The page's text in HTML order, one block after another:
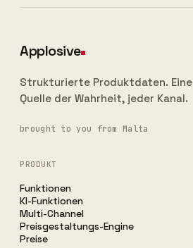
Applosive
Strukturierte Produktdaten. Eine
Quelle der Wahrheit, jeder Kanal.
brought to you from Malta
PRODUKT
Funktionen
KI-Funktionen
Multi-Channel
Preisgestaltungs-Engine
Preise